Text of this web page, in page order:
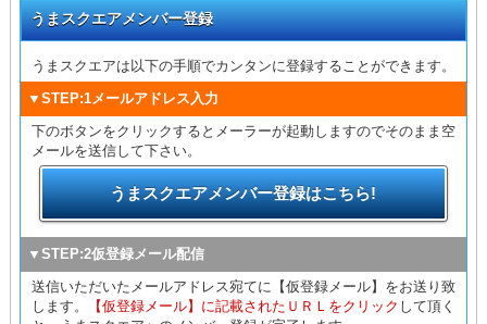
うまスクエアメンバー登録
うまスクエアは以下の手順でカンタンに登録することができます。
▼STEP:1メールアドレス入力
下のボタンをクリックするとメーラーが起動しますのでそのまま空
メールを送信して下さい。
うまスクエアメンバー登録はこちら!
▼STEP:2仮登録メール配信
送信いただいたメールアドレス宛てに【仮登録メール】をお送り致
します。
【仮登録メール】に記載されたＵＲＬをクリック して頂く